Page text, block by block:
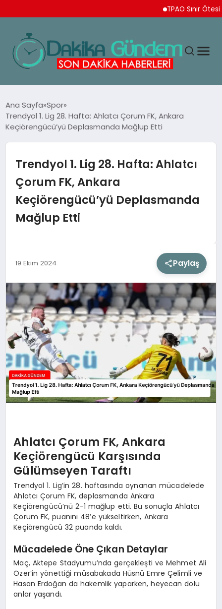
TPAO Sınır Ötesi
TEKNOLOJI
SPOR
YAŞAM
EKONOMI
DÜNYA
EĞITIM
Ana Sayfa Spor
Trendyol 1. Lig 28. Hafta: Ahlatcı Çorum FK, Ankara
Keçiörengücü’yü Deplasmanda Mağlup Etti
Trendyol 1. Lig 28. Hafta: Ahlatcı
Çorum FK, Ankara
Keçiörengücü’yü Deplasmanda
Mağlup Etti
19 Ekim 2024 Paylaş
Ahlatcı Çorum FK, Ankara
Keçiörengücü Karşısında
Gülümseyen Taraftı
Trendyol 1. Lig’in 28. haftasında oynanan mücadelede
Ahlatcı Çorum FK, deplasmanda Ankara
Keçiörengücü’nü 2-1 mağlup etti. Bu sonuçla Ahlatcı
Çorum FK, puanını 48’e yükseltirken, Ankara
Keçiörengücü 32 puanda kaldı.
Mücadelede Öne Çıkan Detaylar
Maç, Aktepe Stadyumu’nda gerçekleşti ve Mehmet Ali
Özer’in yönettiği müsabakada Hüsnü Emre Çelimli ve
Hasan Erdoğan da hakemlik yaparken, heyecan dolu
anlar yaşandı.